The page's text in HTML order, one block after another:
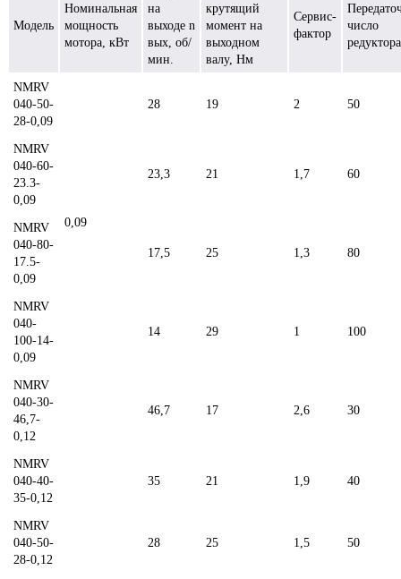
Модель
Номинальная
мощность
мотора, кВт
на
выходе n
вых, об/
мин.
крутящий
момент на
выходном
валу, Нм
Сервис-
фактор
число
редуктора
NMRV
040-50-
28-0,09
0,09
28 19 2 50
NMRV
040-60-
23.3-
0,09
23,3 21 1,7 60
NMRV
040-80-
17.5-
0,09
17,5 25 1,3 80
NMRV
040-
100-14-
0,09
14 29 1 100
NMRV
040-30-
46,7-
0,12
46,7 17 2,6 30
NMRV
040-40-
35-0,12
35 21 1,9 40
NMRV
040-50-
28-0,12
28 25 1,5 50